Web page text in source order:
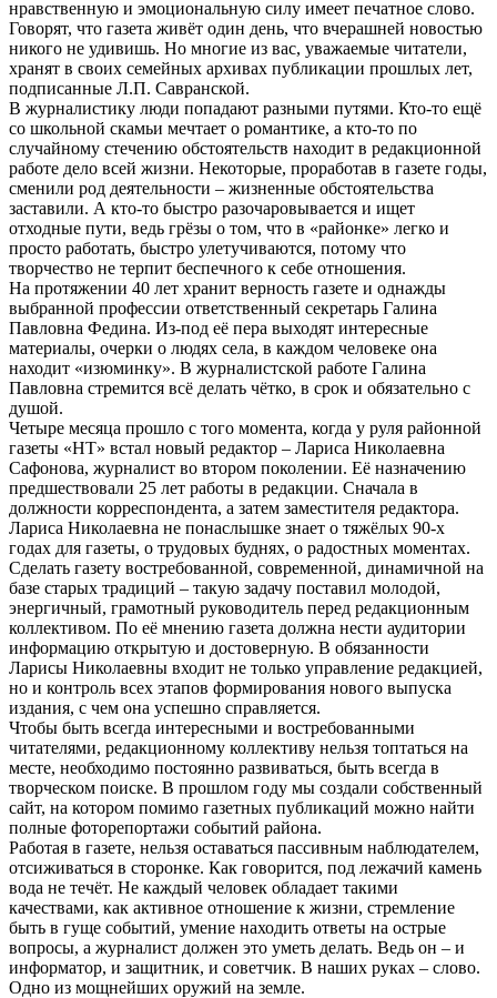
нравственную и эмоциональную силу имеет печатное слово.
Говорят, что газета живёт один день, что вчерашней новостью
никого не удивишь. Но многие из вас, уважаемые читатели,
хранят в своих семейных архивах публикации прошлых лет,
подписанные Л.П. Савранской.
В журналистику люди попадают разными путями. Кто-то ещё
со школьной скамьи мечтает о романтике, а кто-то по
случайному стечению обстоятельств находит в редакционной
работе дело всей жизни. Некоторые, проработав в газете годы,
сменили род деятельности – жизненные обстоятельства
заставили. А кто-то быстро разочаровывается и ищет
отходные пути, ведь грёзы о том, что в «районке» легко и
просто работать, быстро улетучиваются, потому что
творчество не терпит беспечного к себе отношения.
На протяжении 40 лет хранит верность газете и однажды
выбранной профессии ответственный секретарь Галина
Павловна Федина. Из-под её пера выходят интересные
материалы, очерки о людях села, в каждом человеке она
находит «изюминку». В журналистской работе Галина
Павловна стремится всё делать чётко, в срок и обязательно с
душой.
Четыре месяца прошло с того момента, когда у руля районной
газеты «НТ» встал новый редактор – Лариса Николаевна
Сафонова, журналист во втором поколении. Её назначению
предшествовали 25 лет работы в редакции. Сначала в
должности корреспондента, а затем заместителя редактора.
Лариса Николаевна не понаслышке знает о тяжёлых 90-х
годах для газеты, о трудовых буднях, о радостных моментах.
Сделать газету востребованной, современной, динамичной на
базе старых традиций – такую задачу поставил молодой,
энергичный, грамотный руководитель перед редакционным
коллективом. По её мнению газета должна нести аудитории
информацию открытую и достоверную. В обязанности
Ларисы Николаевны входит не только управление редакцией,
но и контроль всех этапов формирования нового выпуска
издания, с чем она успешно справляется.
Чтобы быть всегда интересными и востребованными
читателями, редакционному коллективу нельзя топтаться на
месте, необходимо постоянно развиваться, быть всегда в
творческом поиске. В прошлом году мы создали собственный
сайт, на котором помимо газетных публикаций можно найти
полные фоторепортажи событий района.
Работая в газете, нельзя оставаться пассивным наблюдателем,
отсиживаться в сторонке. Как говорится, под лежачий камень
вода не течёт. Не каждый человек обладает такими
качествами, как активное отношение к жизни, стремление
быть в гуще событий, умение находить ответы на острые
вопросы, а журналист должен это уметь делать. Ведь он – и
информатор, и защитник, и советчик. В наших руках – слово.
Одно из мощнейших оружий на земле.